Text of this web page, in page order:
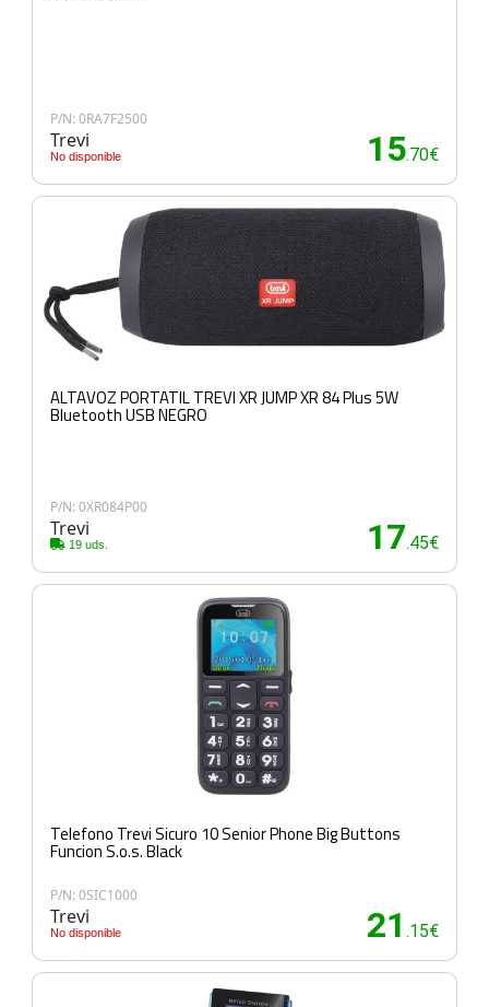
P/N: 0RA7F2500
Trevi
No disponible 15.70€
ALTAVOZ PORTATIL TREVI XR JUMP XR 84 Plus 5W
Bluetooth USB NEGRO
P/N: 0XR084P00
Trevi
19 uds. 17.45€
Telefono Trevi Sicuro 10 Senior Phone Big Buttons
Funcion S.o.s. Black
P/N: 0SIC1000
Trevi
No disponible 21 .15€